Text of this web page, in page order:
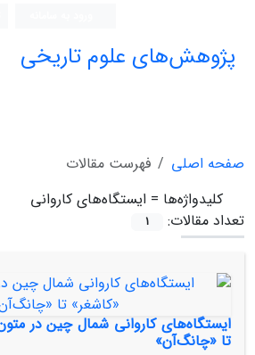
پژوهش‌های علوم تاریخی
صفحه اصلی
فهرست مقالات
کلیدواژه‌ها = ایستگاه‌های کاروانی
تعداد مقالات:
1
ایستگاه‌های کاروانی شمال چین در
تا «چانگ‌آن»